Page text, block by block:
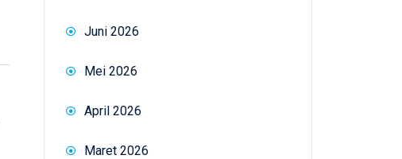
Juni 2026
Mei 2026
April 2026
Maret 2026